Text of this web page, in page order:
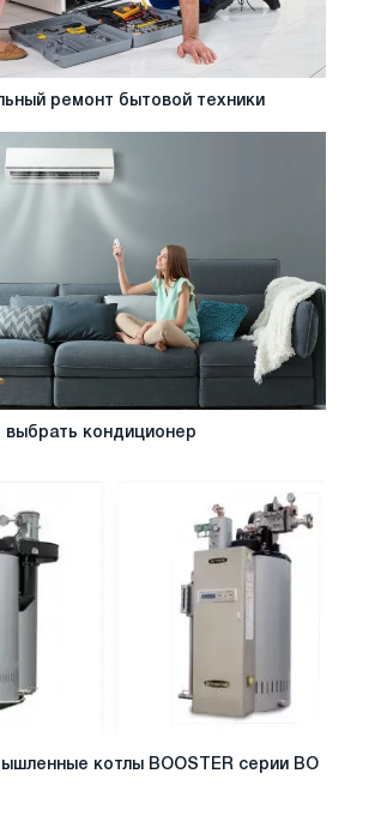
ремонт бытовой техники
выбрать кондиционер
котлы BOOSTER серии BO